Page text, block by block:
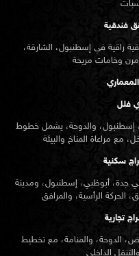
فندقية
راقية في إسطنبول، الشارقة،
فلل
إسطنبول، والدوحة، يشمل خطوط
سكنية
جدة، أبوظبي، إسطنبول، ومدينة
تجارية
الدوحة، والمنامة، مع تخطيط